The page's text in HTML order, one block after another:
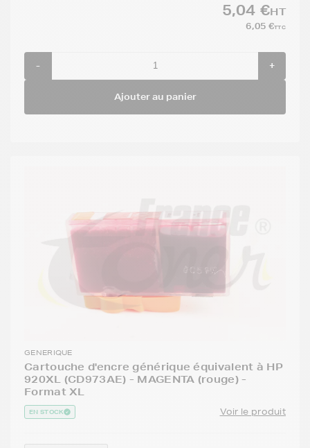
5,04 €HT
6,05 €TTC
- +
Ajouter au panier
GENERIQUE
Cartouche d'encre générique équivalent à HP
920XL (CD973AE) - MAGENTA (rouge) -
Format XL
EN STOCK Voir le produit